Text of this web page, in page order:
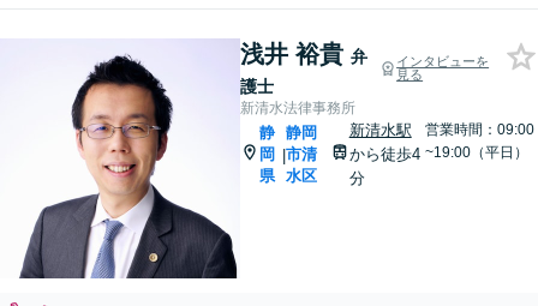
浅井 裕貴 弁
護士
インタビューを
見る
新清水法律事務所
静
岡
県
|
静岡
市清
水区
新清水駅
から徒歩4
分
営業時間：09:00
~19:00（平日）